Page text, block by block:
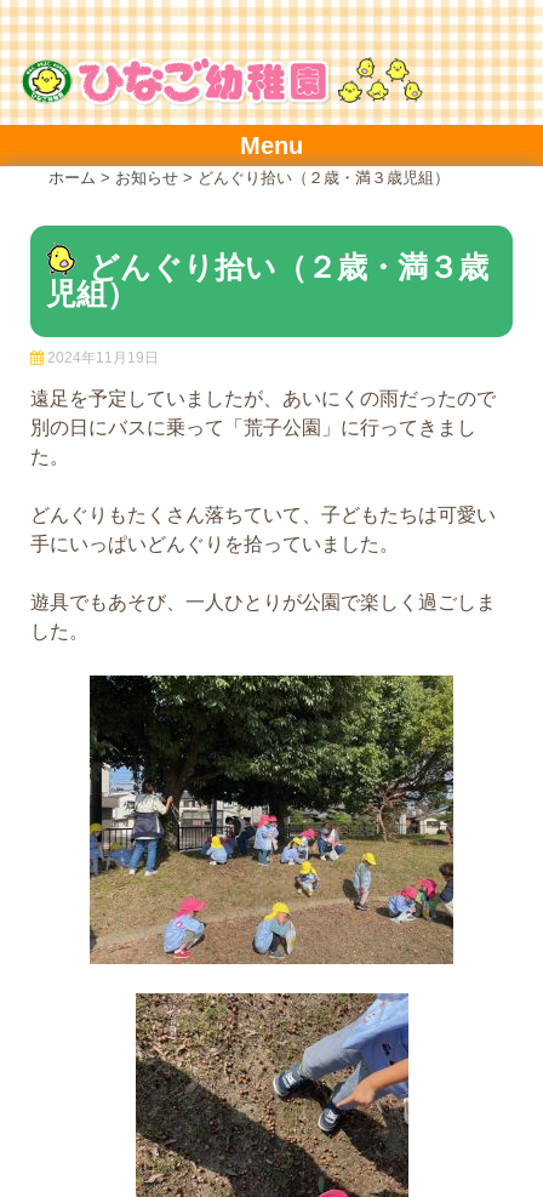
Skip
to
content
Menu
ホーム > お知らせ > どんぐり拾い（２歳・満３歳児組）
どんぐり拾い（２歳・満３歳
児組）
2024年11月19日
遠足を予定していましたが、あいにくの雨だったので
別の日にバスに乗って「荒子公園」に行ってきまし
た。
どんぐりもたくさん落ちていて、子どもたちは可愛い
手にいっぱいどんぐりを拾っていました。
遊具でもあそび、一人ひとりが公園で楽しく過ごしま
した。